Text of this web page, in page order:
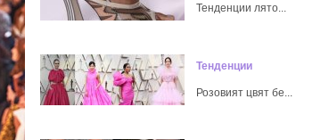
Тенденции лято...
Тенденции
Розовият цвят бе...